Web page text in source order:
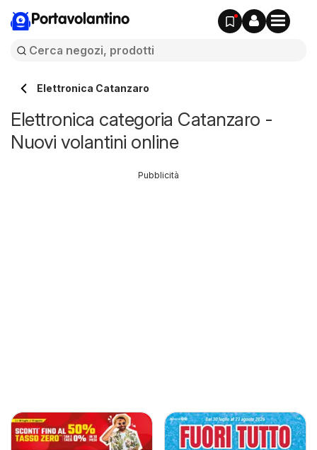
Portavolantino
Elettronica Catanzaro
Elettronica categoria Catanzaro -
Nuovi volantini online
Pubblicità